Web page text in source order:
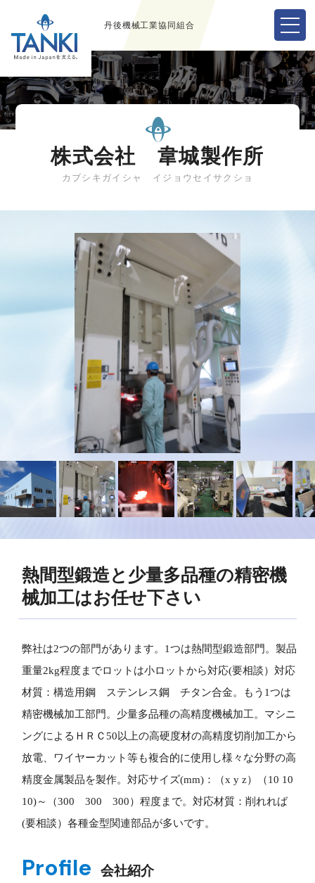
丹後機械工業協同組合
株式会社 韋城製作所
カブシキガイシャ イジョウセイサクショ
熱間型鍛造と少量多品種の精密機
械加工はお任せ下さい
弊社は2つの部門があります。1つは熱間型鍛造部門。製品
重量2kg程度までロットは小ロットから対応(要相談）対応
材質：構造用鋼 ステンレス鋼 チタン合金。もう1つは
精密機械加工部門。少量多品種の高精度機械加工。マシニ
ングによるＨＲＣ50以上の高硬度材の高精度切削加工から
放電、ワイヤーカット等も複合的に使用し様々な分野の高
精度金属製品を製作。対応サイズ(mm)：（x y z）（10 10
10)～（300 300 300）程度まで。対応材質：削れれば
(要相談）各種金型関連部品が多いです。
Profile 会社紹介